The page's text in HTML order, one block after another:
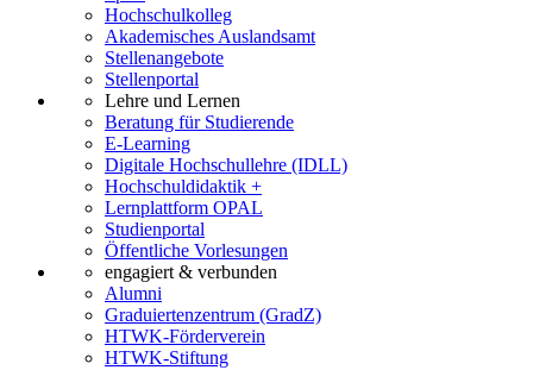
Hochschulkolleg
Akademisches Auslandsamt
Stellenangebote
Stellenportal
Lehre und Lernen
Beratung für Studierende
E-Learning
Digitale Hochschullehre (IDLL)
Hochschuldidaktik +
Lernplattform OPAL
Studienportal
Öffentliche Vorlesungen
engagiert & verbunden
Alumni
Graduiertenzentrum (GradZ)
HTWK-Förderverein
HTWK-Stiftung